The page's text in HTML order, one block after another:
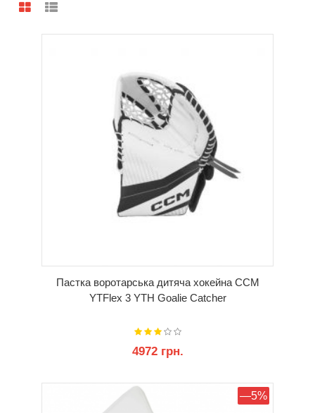
Пастка воротарська дитяча хокейна CCM
YTFlex 3 YTH Goalie Catcher
4972 грн.
КУПИТИ —5%